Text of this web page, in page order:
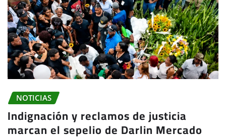
NOTICIAS
Indignación y reclamos de justicia
marcan el sepelio de Darlin Mercado